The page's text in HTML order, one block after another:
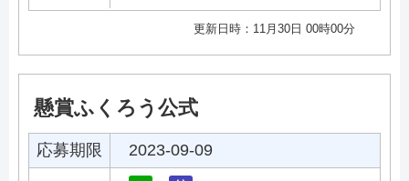
更新日時：11月30日 00時00分
懸賞ふくろう公式
応募期限 2023-09-09